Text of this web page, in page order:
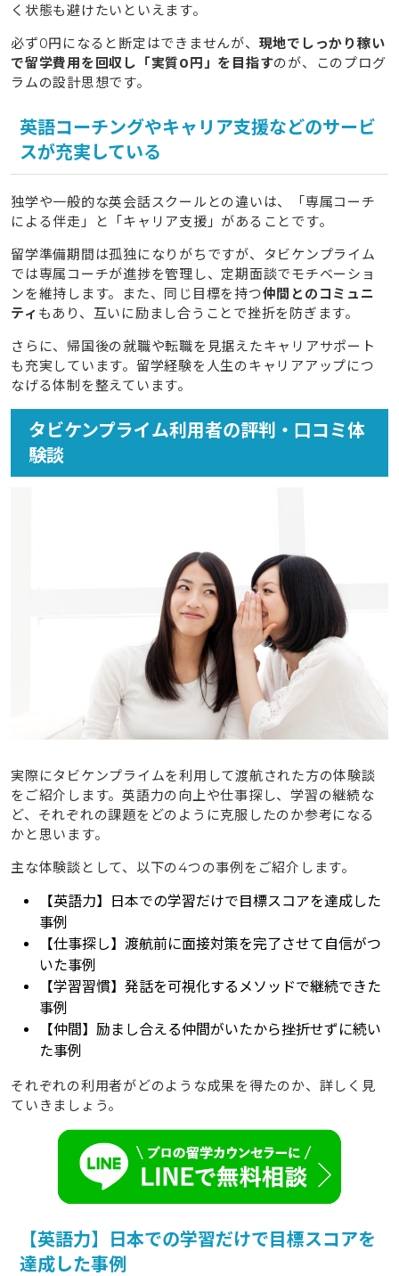
く状態も避けたいといえます。
必ず0円になると断定はできませんが、 現地でしっかり稼い
で留学費用を回収し「実質0円」を目指すのが、このプログ
ラムの設計思想です。
英語コーチングやキャリア支援などのサービ
スが充実している
独学や一般的な英会話スクールとの違いは、「専属コーチ
による伴走」と「キャリア支援」があることです。
留学準備期間は孤独になりがちですが、タビケンプライム
では専属コーチが進捗を管理し、定期面談でモチベーショ
ンを維持します。また、同じ目標を持つ仲間とのコミュニ
ティ もあり、互いに励まし合うことで挫折を防ぎます。
さらに、帰国後の就職や転職を見据えたキャリアサポート
も充実しています。留学経験を人生のキャリアアップにつ
なげる体制を整えています。
タビケンプライム利用者の評判・口コミ体
験談
実際にタビケンプライムを利用して渡航された方の体験談
をご紹介します。英語力の向上や仕事探し、学習の継続な
ど、それぞれの課題をどのように克服したのか参考になる
かと思います。
主な体験談として、以下の4つの事例をご紹介します。
【英語力】日本での学習だけで目標スコアを達成した
事例
【仕事探し】渡航前に面接対策を完了させて自信がつ
いた事例
【学習習慣】発話を可視化するメソッドで継続できた
事例
【仲間】励まし合える仲間がいたから挫折せずに続い
た事例
それぞれの利用者がどのような成果を得たのか、詳しく見
ていきましょう。
【英語力】日本での学習だけで目標スコアを
達成した事例